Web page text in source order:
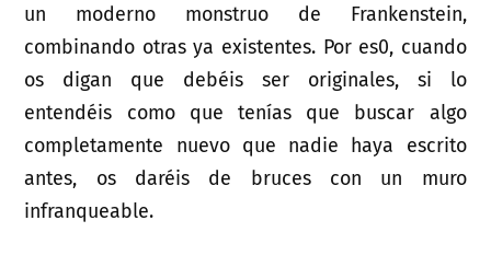
un moderno monstruo de Frankenstein,
combinando otras ya existentes. Por es0, cuando
os digan que debéis ser originales, si lo
entendéis como que tenías que buscar algo
completamente nuevo que nadie haya escrito
antes, os daréis de bruces con un muro
infranqueable.